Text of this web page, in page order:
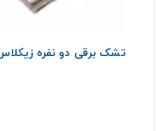
تشک برقی دو نفره